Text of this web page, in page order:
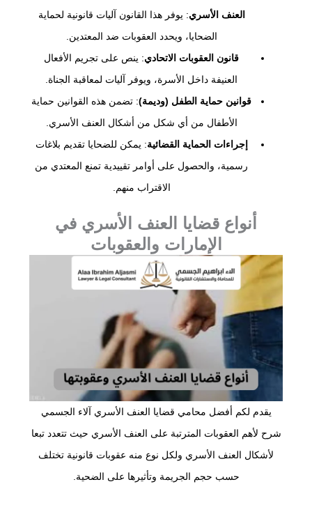
العنف الأسري: يوفر هذا القانون آليات قانونية لحماية
الضحايا، ويحدد العقوبات ضد المعتدين.
قانون العقوبات الاتحادي: ينص على تجريم الأفعال
العنيفة داخل الأسرة، ويوفر آليات لمعاقبة الجناة.
قوانين حماية الطفل (وديمة): تضمن هذه القوانين حماية
الأطفال من أي شكل من أشكال العنف الأسري.
إجراءات الحماية القضائية: يمكن للضحايا تقديم بلاغات
رسمية، والحصول على أوامر تقييدية تمنع المعتدي من
الاقتراب منهم.
أنواع قضايا العنف الأسري في
الإمارات والعقوبات
يقدم لكم أفضل محامي قضايا العنف الأسري آلاء الجسمي
شرح لأهم العقوبات المترتبة على العنف الأسري حيث تتعدد تبعا
لأشكال العنف الأسري ولكل نوع منه عقوبات قانونية تختلف
حسب حجم الجريمة وتأثيرها على الضحية.